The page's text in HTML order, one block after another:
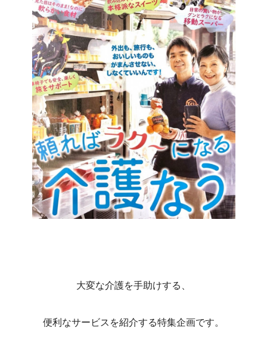
大変な介護を手助けする、
便利なサービスを紹介する特集企画です。